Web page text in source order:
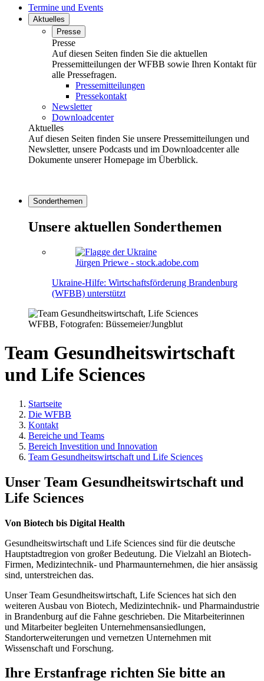
Termine und Events
Aktuelles
Presse
Presse
Auf diesen Seiten finden Sie die aktuellen
Pressemitteilungen der WFBB sowie Ihren Kontakt für
alle Pressefragen.
Pressemitteilungen
Pressekontakt
Newsletter
Downloadcenter
Aktuelles
Auf diesen Seiten finden Sie unsere Pressemitteilungen und
Newsletter, unsere Podcasts und im Downloadcenter alle
Dokumente unserer Homepage im Überblick.
Sonderthemen
Unsere aktuellen Sonderthemen
Jürgen Priewe - stock.adobe.com
Ukraine-Hilfe: Wirtschaftsförderung Brandenburg
(WFBB) unterstützt
WFBB, Fotografen: Büssemeier/Jungblut
Team Gesundheitswirtschaft
und Life Sciences
Startseite
Die WFBB
Kontakt
Bereiche und Teams
Bereich Investition und Innovation
Team Gesundheitswirtschaft und Life Sciences
Unser Team Gesundheitswirtschaft und
Life Sciences
Von Biotech bis Digital Health
Gesundheitswirtschaft und Life Sciences sind für die deutsche
Hauptstadtregion von großer Bedeutung. Die Vielzahl an Biotech-
Firmen, Medizintechnik- und Pharmaunternehmen, die hier ansässig
sind, unterstreichen das.
Unser Team Gesundheitswirtschaft, Life Sciences hat sich den
weiteren Ausbau von Biotech, Medizintechnik- und Pharmaindustrie
in Brandenburg auf die Fahne geschrieben. Die Mitarbeiterinnen
und Mitarbeiter begleiten Unternehmensansiedlungen,
Standorterweiterungen und vernetzen Unternehmen mit
Wissenschaft und Forschung.
Ihre Erstanfrage richten Sie bitte an